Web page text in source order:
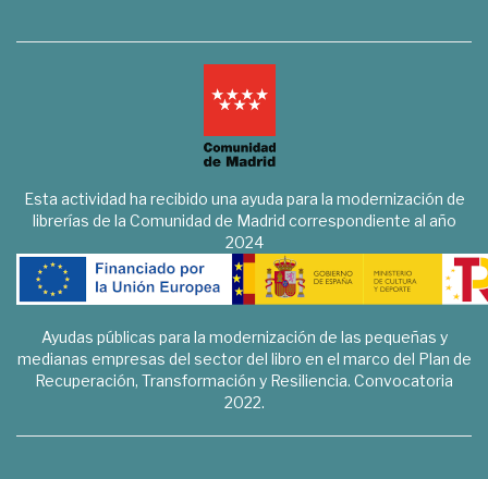
Esta actividad ha recibido una ayuda para la modernización de
librerías de la Comunidad de Madrid correspondiente al año
2024
Ayudas públicas para la modernización de las pequeñas y
medianas empresas del sector del libro en el marco del Plan de
Recuperación, Transformación y Resiliencia. Convocatoria
2022.